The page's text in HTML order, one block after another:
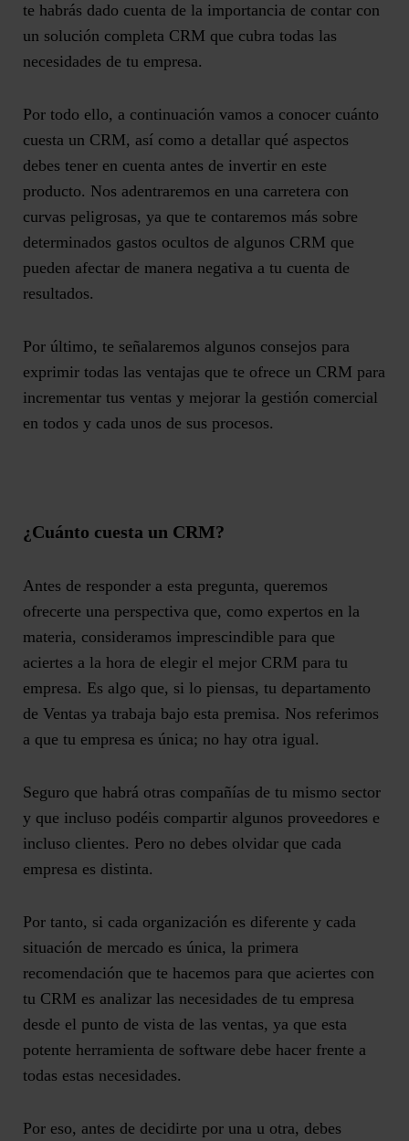
te habrás dado cuenta de la importancia de contar con
un solución completa CRM que cubra todas las
necesidades de tu empresa.
Por todo ello, a continuación vamos a conocer cuánto
cuesta un CRM, así como a detallar qué aspectos
debes tener en cuenta antes de invertir en este
producto. Nos adentraremos en una carretera con
curvas peligrosas, ya que te contaremos más sobre
determinados gastos ocultos de algunos CRM que
pueden afectar de manera negativa a tu cuenta de
resultados.
Por último, te señalaremos algunos consejos para
exprimir todas las ventajas que te ofrece un CRM para
incrementar tus ventas y mejorar la gestión comercial
en todos y cada unos de sus procesos.
¿Cuánto cuesta un CRM?
Antes de responder a esta pregunta, queremos
ofrecerte una perspectiva que, como expertos en la
materia, consideramos imprescindible para que
aciertes a la hora de elegir el mejor CRM para tu
empresa. Es algo que, si lo piensas, tu departamento
de Ventas ya trabaja bajo esta premisa. Nos referimos
a que tu empresa es única; no hay otra igual.
Seguro que habrá otras compañías de tu mismo sector
y que incluso podéis compartir algunos proveedores e
incluso clientes. Pero no debes olvidar que cada
empresa es distinta.
Por tanto, si cada organización es diferente y cada
situación de mercado es única, la primera
recomendación que te hacemos para que aciertes con
tu CRM es analizar las necesidades de tu empresa
desde el punto de vista de las ventas, ya que esta
potente herramienta de software debe hacer frente a
todas estas necesidades.
Por eso, antes de decidirte por una u otra, debes